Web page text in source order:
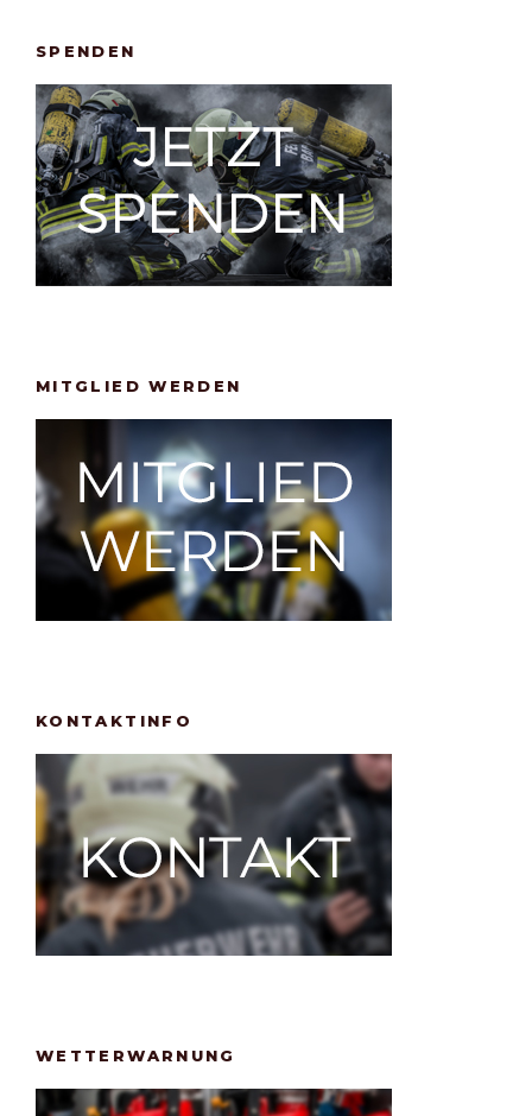
SPENDEN
MITGLIED WERDEN
KONTAKTINFO
WETTERWARNUNG